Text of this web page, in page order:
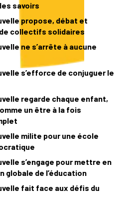
savoirs
propose, débat et
collectifs solidaires
ne s’arrête à aucune
s’efforce de conjuguer le
regarde chaque enfant,
un être à la fois
milite pour une école
s’engage pour mettre en
globale de l’éducation
fait face aux défis du